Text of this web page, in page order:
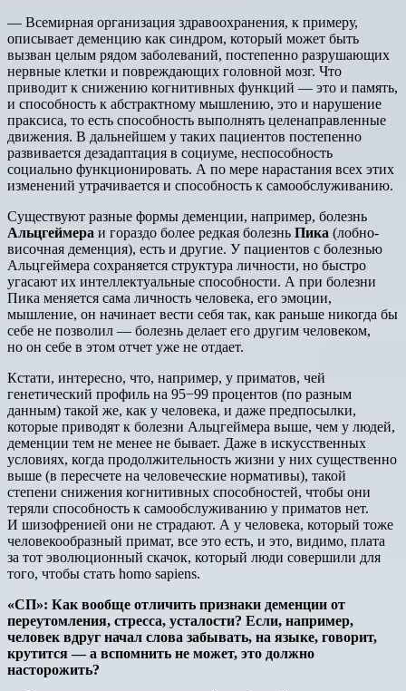
— Всемирная организация здравоохранения, к примеру,
описывает деменцию как синдром, который может быть
вызван целым рядом заболеваний, постепенно разрушающих
нервные клетки и повреждающих головной мозг. Что
приводит к снижению когнитивных функций — это и память,
и способность к абстрактному мышлению, это и нарушение
праксиса, то есть способность выполнять целенаправленные
движения. В дальнейшем у таких пациентов постепенно
развивается дезадаптация в социуме, неспособность
социально функционировать. А по мере нарастания всех этих
изменений утрачивается и способность к самообслуживанию.
Существуют разные формы деменции, например, болезнь
Альцгеймера и гораздо более редкая болезнь Пика (лобно-
височная деменция), есть и другие. У пациентов с болезнью
Альцгеймера сохраняется структура личности, но быстро
угасают их интеллектуальные способности. А при болезни
Пика меняется сама личность человека, его эмоции,
мышление, он начинает вести себя так, как раньше никогда бы
себе не позволил — болезнь делает его другим человеком,
но он себе в этом отчет уже не отдает.
Кстати, интересно, что, например, у приматов, чей
генетический профиль на 95−99 процентов (по разным
данным) такой же, как у человека, и даже предпосылки,
которые приводят к болезни Альцгеймера выше, чем у людей,
деменции тем не менее не бывает. Даже в искусственных
условиях, когда продолжительность жизни у них существенно
выше (в пересчете на человеческие нормативы), такой
степени снижения когнитивных способностей, чтобы они
теряли способность к самообслуживанию у приматов нет.
И шизофренией они не страдают. А у человека, который тоже
человекообразный примат, все это есть, и это, видимо, плата
за тот эволюционный скачок, который люди совершили для
того, чтобы стать homo sapiens.
«СП»: Как вообще отличить признаки деменции от
переутомления, стресса, усталости? Если, например,
человек вдруг начал слова забывать, на языке, говорит,
крутится — а вспомнить не может, это должно
насторожить?